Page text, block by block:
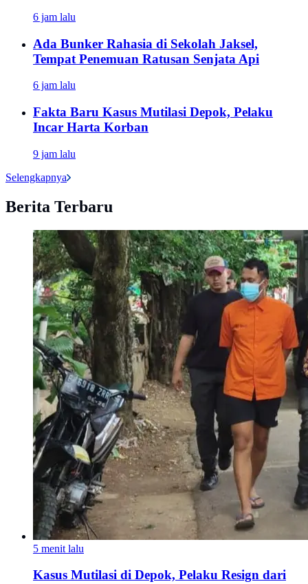
6 jam lalu
Ada Bunker Rahasia di Sekolah Jaksel,
Tempat Penemuan Ratusan Senjata Api
6 jam lalu
Fakta Baru Kasus Mutilasi Depok, Pelaku
Incar Harta Korban
9 jam lalu
Selengkapnya
Berita Terbaru
5 menit lalu
Kasus Mutilasi di Depok, Pelaku Resign dari